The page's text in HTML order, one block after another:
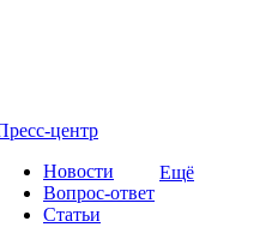
центр
Новости
Вопрос-ответ
Статьи
Ещё